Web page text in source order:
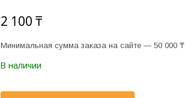
2 100 ₸
Минимальная сумма заказа на сайте — 50 000 ₸
В наличии